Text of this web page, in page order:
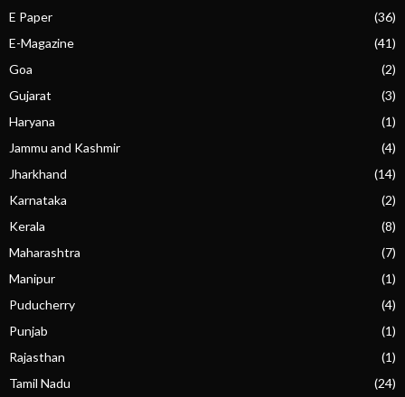
E Paper
(36)
E-Magazine
(41)
Goa
(2)
Gujarat
(3)
Haryana
(1)
Jammu and Kashmir
(4)
Jharkhand
(14)
Karnataka
(2)
Kerala
(8)
Maharashtra
(7)
Manipur
(1)
Puducherry
(4)
Punjab
(1)
Rajasthan
(1)
Tamil Nadu
(24)